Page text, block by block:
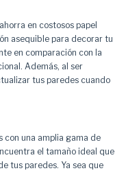
en costosos papel
asequible para decorar tu
en comparación con la
Además, al ser
tus paredes cuando
con una amplia gama de
el tamaño ideal que
tus paredes. Ya sea que